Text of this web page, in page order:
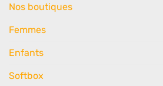
Nos boutiques
Femmes
Enfants
Softbox